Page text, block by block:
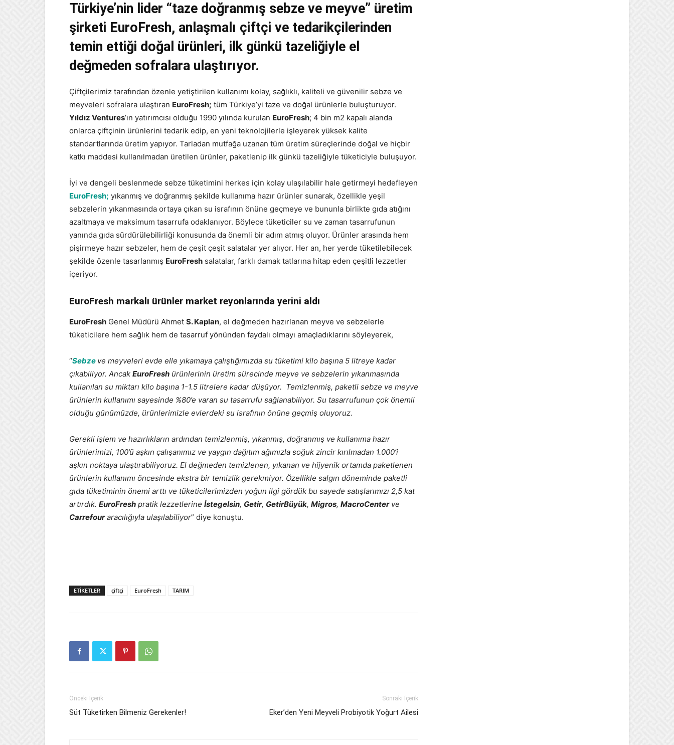
Türkiye’nin lider “taze doğranmış sebze ve meyve” üretim
şirketi EuroFresh, anlaşmalı çiftçi ve tedarikçilerinden
temin ettiği doğal ürünleri, ilk günkü tazeliğiyle el
değmeden sofralara ulaştırıyor.
Çiftçilerimiz tarafından özenle yetiştirilen kullanımı kolay, sağlıklı, kaliteli ve güvenilir sebze ve
meyveleri sofralara ulaştıran EuroFresh; tüm Türkiye’yi taze ve doğal ürünlerle buluşturuyor.
Yıldız Ventures’ın yatırımcısı olduğu 1990 yılında kurulan EuroFresh; 4 bin m2 kapalı alanda
onlarca çiftçinin ürünlerini tedarik edip, en yeni teknolojilerle işleyerek yüksek kalite
standartlarında üretim yapıyor. Tarladan mutfağa uzanan tüm üretim süreçlerinde doğal ve hiçbir
katkı maddesi kullanılmadan üretilen ürünler, paketlenip ilk günkü tazeliğiyle tüketiciyle buluşuyor.
İyi ve dengeli beslenmede sebze tüketimini herkes için kolay ulaşılabilir hale getirmeyi hedefleyen
EuroFresh; yıkanmış ve doğranmış şekilde kullanıma hazır ürünler sunarak, özellikle yeşil
sebzelerin yıkanmasında ortaya çıkan su israfının önüne geçmeye ve bununla birlikte gıda atığını
azaltmaya ve maksimum tasarrufa odaklanıyor. Böylece tüketiciler su ve zaman tasarrufunun
yanında gıda sürdürülebilirliği konusunda da önemli bir adım atmış oluyor. Ürünler arasında hem
pişirmeye hazır sebzeler, hem de çeşit çeşit salatalar yer alıyor. Her an, her yerde tüketilebilecek
şekilde özenle tasarlanmış EuroFresh salatalar, farklı damak tatlarına hitap eden çeşitli lezzetler
içeriyor.
EuroFresh markalı ürünler market reyonlarında yerini aldı
EuroFresh Genel Müdürü Ahmet S. Kaplan, el değmeden hazırlanan meyve ve sebzelerle
tüketicilere hem sağlık hem de tasarruf yönünden faydalı olmayı amaçladıklarını söyleyerek,
“Sebze ve meyveleri evde elle yıkamaya çalıştığımızda su tüketimi kilo başına 5 litreye kadar
çıkabiliyor. Ancak EuroFresh ürünlerinin üretim sürecinde meyve ve sebzelerin yıkanmasında
kullanılan su miktarı kilo başına 1-1.5 litrelere kadar düşüyor. Temizlenmiş, paketli sebze ve meyve
ürünlerin kullanımı sayesinde %80’e varan su tasarrufu sağlanabiliyor. Su tasarrufunun çok önemli
olduğu günümüzde, ürünlerimizle evlerdeki su israfının önüne geçmiş oluyoruz.
Gerekli işlem ve hazırlıkların ardından temizlenmiş, yıkanmış, doğranmış ve kullanıma hazır
ürünlerimizi, 100’ü aşkın çalışanımız ve yaygın dağıtım ağımızla soğuk zincir kırılmadan 1.000’i
aşkın noktaya ulaştırabiliyoruz. El değmeden temizlenen, yıkanan ve hijyenik ortamda paketlenen
ürünlerin kullanımı öncesinde ekstra bir temizlik gerekmiyor. Özellikle salgın döneminde paketli
gıda tüketiminin önemi arttı ve tüketicilerimizden yoğun ilgi gördük bu sayede satışlarımızı 2,5 kat
artırdık. EuroFresh pratik lezzetlerine İstegelsin, Getir, GetirBüyük, Migros, MacroCenterve
Carrefouraracılığıyla ulaşılabiliyor” diye konuştu.
ETIKETLER çiftçi EuroFresh TARIM
Önceki İçerik
Süt Tüketirken Bilmeniz Gerekenler!
Sonraki İçerik
Eker’den Yeni Meyveli Probiyotik Yoğurt Ailesi